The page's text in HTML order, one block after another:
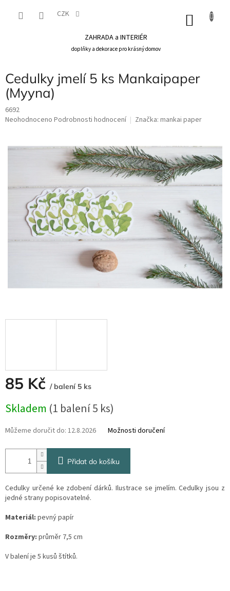
CZK
ZAHRADA a INTERIÉR
doplňky a dekorace pro krásný domov
Cedulky jmelí 5 ks Mankaipaper
(Myyna)
6692
Průměrné
je
hvězdiček.
Neohodnoceno Podrobnosti hodnocení Značka: mankai paper
85 Kč / balení 5 ks
cena:
Skladem (1 balení 5 ks)
Můžeme doručit do: 12.8.2026 Možnosti doručení
Přidat do košíku
Cedulky určené ke zdobení dárků. Ilustrace se jmelím. Cedulky jsou z
jedné strany popisovatelné.
Materiál: pevný papír
Rozměry: průměr 7,5 cm
V balení je 5 kusů štítků.